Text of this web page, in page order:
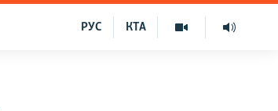
КТА
РУС